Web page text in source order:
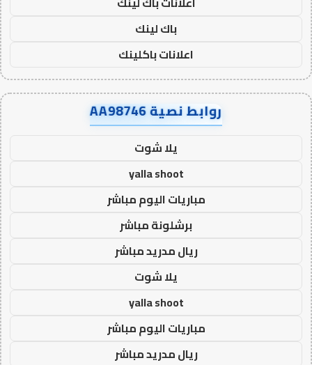
باك لينك
اعلانات باكلينك
روابط نصية AA98746
يلا شوت
yalla shoot
مباريات اليوم مباشر
برشلونة مباشر
ريال مدريد مباشر
يلا شوت
yalla shoot
مباريات اليوم مباشر
ريال مدريد مباشر